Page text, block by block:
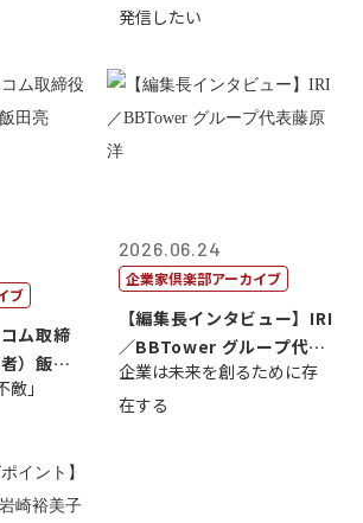
発信したい
ブ
ム取締
）飯田
」
2026.06.24
企業家倶楽部アーカイブ
【編集長インタビュー】IRI
／BBTower グループ代表
藤...
企業は未来を創るために存
在する